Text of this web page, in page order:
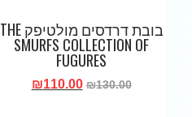
בובת דרדסים מולטיפק THE
SMURFS COLLECTION OF
FUGURES
₪130.00
₪110.00